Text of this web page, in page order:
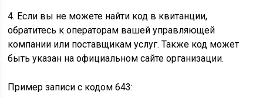
4. Если вы не можете найти код в квитанции,
обратитесь к операторам вашей управляющей
компании или поставщикам услуг. Также код может
быть указан на официальном сайте организации.
Пример записи с кодом 643: